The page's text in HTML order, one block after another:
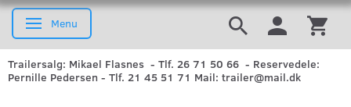
Skifte navigation
Menu
Trailersalg: Mikael Flasnes - Tlf. 26 71 50 66 - Reservedele:
Pernille Pedersen - Tlf. 21 45 51 71 Mail: trailer@mail.dk